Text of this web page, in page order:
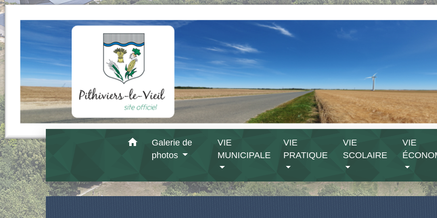
home
Galerie de
photos
VIE
MUNICIPALE
VIE
PRATIQUE
VIE
SCOLAIRE
VIE